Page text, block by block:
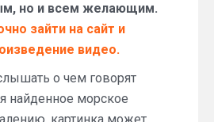
но и всем желающим.
зайти на сайт и
видео.
о чем говорят
найденное морское